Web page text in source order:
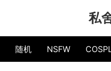
私
随机 NSFW